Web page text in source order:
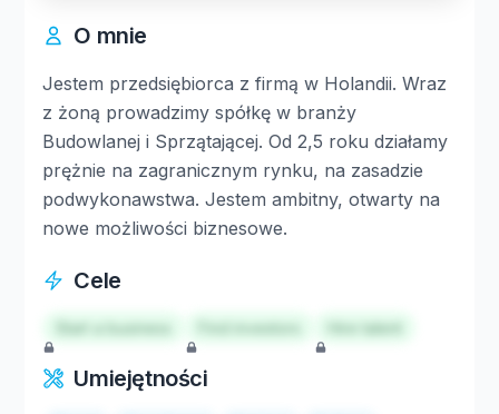
O mnie
Jestem przedsiębiorca z firmą w Holandii. Wraz
z żoną prowadzimy spółkę w branży
Budowlanej i Sprzątającej. Od 2,5 roku działamy
prężnie na zagranicznym rynku, na zasadzie
podwykonawstwa. Jestem ambitny, otwarty na
nowe możliwości biznesowe.
Cele
Start a business Hire talent
Umiejętności